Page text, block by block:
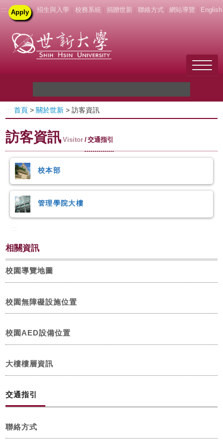
::: Apply | 招生與入學 校務系統 捐贈世新 聯絡方式 網站導覽 English
關於世新
未來學生
新生
在校生
教職員
媒體
首頁 >關於世新 > 訪客資訊
訪客資訊 Visitor 交通指引
校本部
管理學院大樓
相關資訊
校園導覽地圖
校園無障礙設施位置
校園AED設備位置
大樓樓層資訊
交通指引
聯絡方式